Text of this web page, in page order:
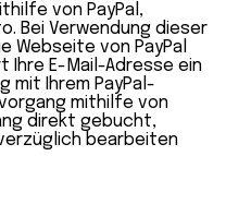
von PayPal,
Bei Verwendung dieser
Webseite von PayPal
E-Mail-Adresse ein
mit Ihrem PayPal-
mithilfe von
direkt gebucht,
bearbeiten